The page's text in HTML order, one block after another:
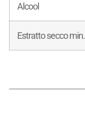
Alcool
Estratto secco min.